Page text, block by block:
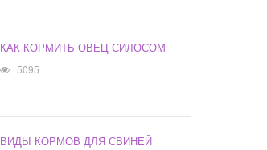
КАК КОРМИТЬ ОВЕЦ СИЛОСОМ
5095
ВИДЫ КОРМОВ ДЛЯ СВИНЕЙ